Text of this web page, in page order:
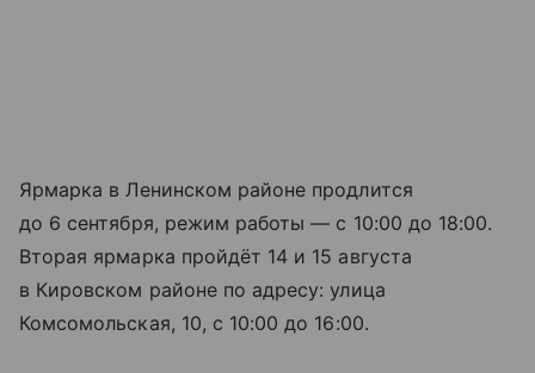
Ярмарка в Ленинском районе продлится
до 6 сентября, режим работы — с 10:00 до 18:00.
Вторая ярмарка пройдёт 14 и 15 августа
в Кировском районе по адресу: улица
Комсомольская, 10, с 10:00 до 16:00.